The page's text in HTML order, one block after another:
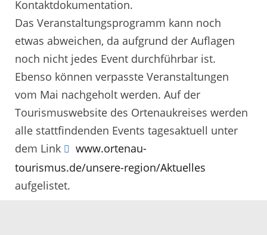
Kontaktdokumentation.
Das Veranstaltungsprogramm kann noch
etwas abweichen, da aufgrund der Auflagen
noch nicht jedes Event durchführbar ist.
Ebenso können verpasste Veranstaltungen
vom Mai nachgeholt werden. Auf der
Tourismuswebsite des Ortenaukreises werden
alle stattfindenden Events tagesaktuell unter
dem Link
www.ortenau-
tourismus.de/unsere-region/Aktuelles
aufgelistet.